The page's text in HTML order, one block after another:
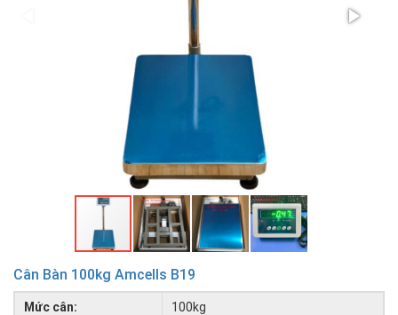
Cân Bàn 100kg Amcells B19
Mức cân: 100kg